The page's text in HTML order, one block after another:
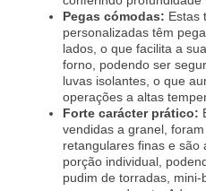
Pegas cómodas: Estas
personalizadas têm
lados, o que facilita a
forno, podendo ser
luvas isolantes, o que
operações a altas
Forte carácter prático:
vendidas a granel,
retangulares finas e são
porção individual,
pudim de torradas, mini-